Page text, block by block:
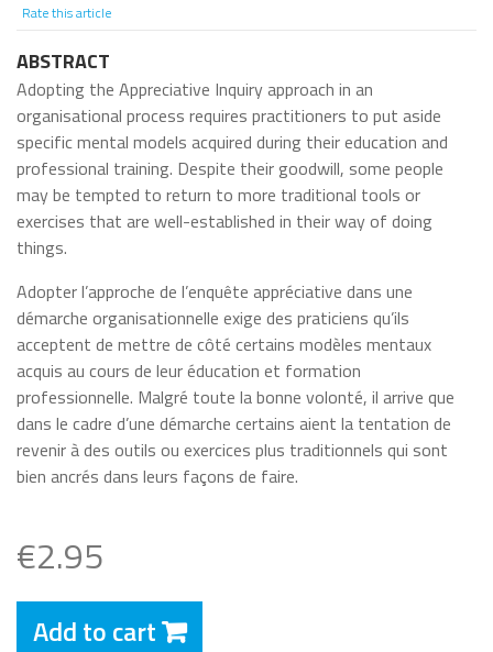
Rate this article
ABSTRACT
Adopting the Appreciative Inquiry approach in an
organisational process requires practitioners to put aside
specific mental models acquired during their education and
professional training. Despite their goodwill, some people
may be tempted to return to more traditional tools or
exercises that are well-established in their way of doing
things.
Adopter l’approche de l’enquête appréciative dans une
démarche organisationnelle exige des praticiens qu’ils
acceptent de mettre de côté certains modèles mentaux
acquis au cours de leur éducation et formation
professionnelle. Malgré toute la bonne volonté, il arrive que
dans le cadre d’une démarche certains aient la tentation de
revenir à des outils ou exercices plus traditionnels qui sont
bien ancrés dans leurs façons de faire.
€2.95
Add to cart